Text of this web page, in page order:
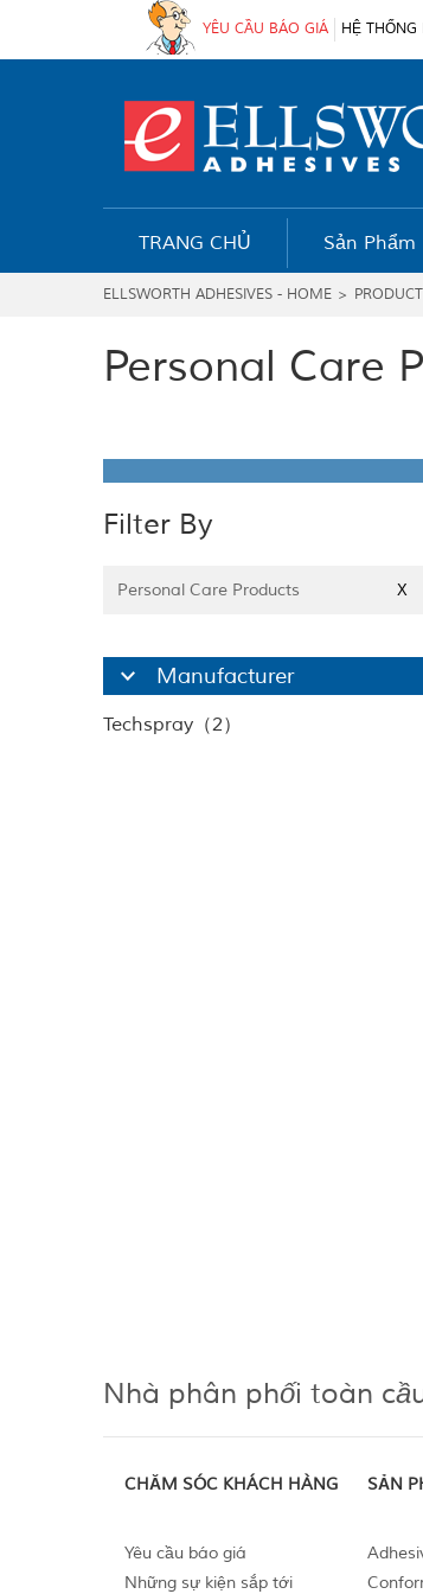
YÊU CẦU BÁO GIÁ HỆ THỐNG
TRANG CHỦ Sản Phẩm
ELLSWORTH ADHESIVES - HOME >
Personal Care
Filter By
Personal Care Products X
Manufacturer
Techspray（2）
Nhà phân phối toàn
CHĂM SÓC KHÁCH HÀNG
Yêu cầu báo giá
Những sự kiện sắp tới
SẢN